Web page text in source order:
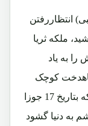
انتظاررفتن
ملکه ثریا
را به یاد
کوچک
نهمین فرزند شاه از بطن ملکه ثریا است که بتاریخ 17 جوزا
چشم به دنیا گشود